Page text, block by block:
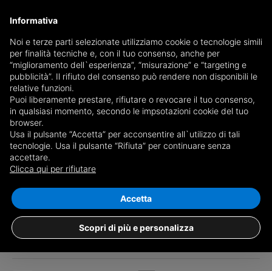
Quadrilocale Frazione Saint Denis
Capoluogo, 38, Saint-Denis
Informativa
Noi e terze parti selezionate utilizziamo cookie o tecnologie simili
per finalità tecniche e, con il tuo consenso, anche per
“miglioramento dell`esperienza”, “misurazione” e “targeting e
pubblicità”. Il rifiuto del consenso può rendere non disponibili le
relative funzioni.
Puoi liberamente prestare, rifiutare o revocare il tuo consenso,
in qualsiasi momento, secondo le impsotazioni cookie del tuo
browser.
Usa il pulsante “Accetta” per acconsentire all`utilizzo di tali
tecnologie. Usa il pulsante “Rifiuta” per continuare senza
accettare.
Clicca qui per rifiutare
Scopri di più e personalizza
Accetta